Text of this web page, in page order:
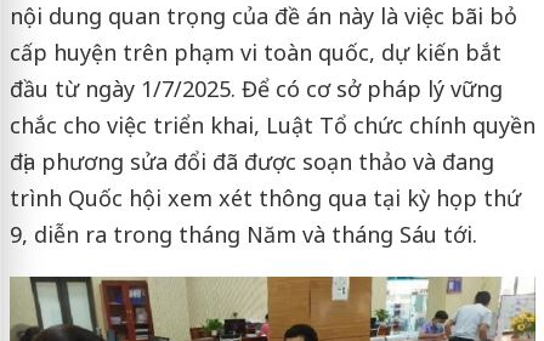
nội dung quan trọng của đề án này là việc bãi bỏ
cấp huyện trên phạm vi toàn quốc, dự kiến bắt
đầu từ ngày 1/7/2025. Để có cơ sở pháp lý vững
chắc cho việc triển khai, Luật Tổ chức chính quyền
địa phương sửa đổi đã được soạn thảo và đang
trình Quốc hội xem xét thông qua tại kỳ họp thứ
9, diễn ra trong tháng Năm và tháng Sáu tới.